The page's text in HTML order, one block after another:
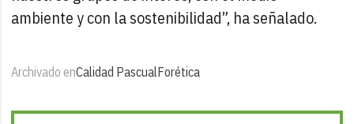
ambiente y con la sostenibilidad”, ha señalado.
Archivado enCalidad PascualForética